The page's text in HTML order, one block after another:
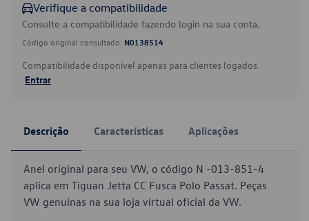
Verifique a compatibilidade
Consulte a compatibilidade fazendo login na sua conta.
Código original consultado: N0138514
Compatibilidade disponível apenas para clientes logados.
Entrar
Descrição Características Aplicações
Anel original para seu VW, o código N -013-851-4
aplica em Tiguan Jetta CC Fusca Polo Passat. Peças
VW genuínas na sua loja virtual oficial da VW.